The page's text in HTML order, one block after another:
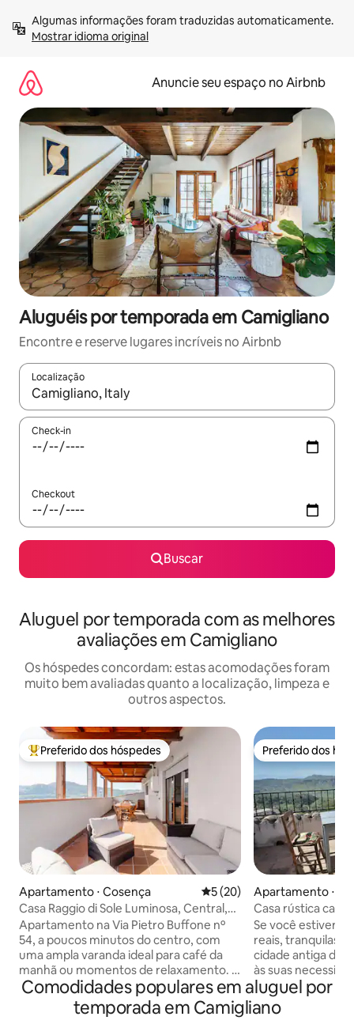
para
Mostrar idioma original
Anuncie seu espaço no Airbnb
Aluguéis por temporada em Camigliano
Encontre e reserve lugares incríveis no Airbnb
Localização
Quando os resultados estiverem disponíveis, explore-os
Check-in
Checkout
Buscar
Aluguel por temporada com as melhores
avaliações em Camigliano
Os hóspedes concordam: estas acomodações foram
muito bem avaliadas quanto a localização, limpeza e
outros aspectos.
Entre os melhores preferidos dos hóspedes
Preferido dos hóspedes
Apartamento ⋅ Cosença 5 de uma avaliação média
5 (20)
Casa Raggio di Sole Luminosa, Central,
Sua.
Apartamento na Via Pietro Buffone nº
54, a poucos minutos do centro, com
uma ampla varanda ideal para café da
manhã ou momentos de relaxamento. A
5 minutos do município de Cosenza e a
300 m de Corso Mazzini, a rua principal
da cidade. Vista da Ponte de Calatrava
Preferido dos
Preferido dos
Apartamento ⋅
Casa rústica
cidade
Se você estiver
reais, tranquilas
cidade antiga da
às suas
cidade antiga, a
Hoje em dia,
aqui. Meu pai
Comodidades populares em aluguel por
temporada em Camigliano